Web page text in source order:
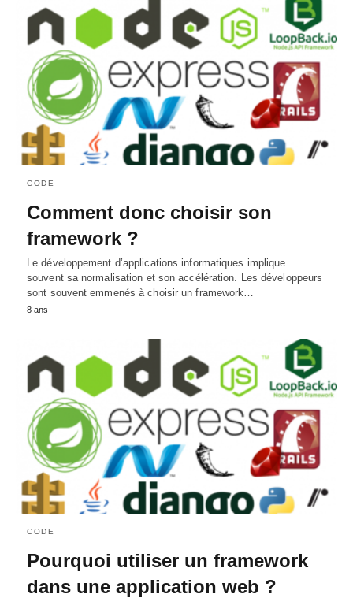
CODE
Comment donc choisir son
framework ?
Le développement d’applications informatiques implique
souvent sa normalisation et son accélération. Les développeurs
sont souvent emmenés à choisir un framework…
8 ans
CODE
Pourquoi utiliser un framework
dans une application web ?